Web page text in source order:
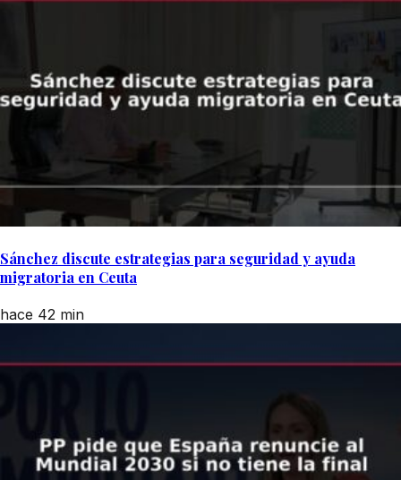
Sánchez discute estrategias para seguridad y ayuda
migratoria en Ceuta
hace 42 min